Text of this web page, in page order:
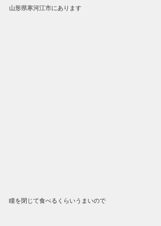
山形県寒河江市にあります
瞳を閉じて食べるくらいうまいので